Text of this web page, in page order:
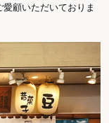
顧いただいておりま